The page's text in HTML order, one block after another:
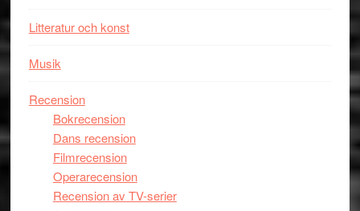
Litteratur och konst
Musik
Recension
Bokrecension
Dans recension
Filmrecension
Operarecension
Recension av TV-serier